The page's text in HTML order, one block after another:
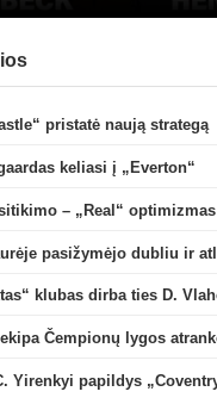
pristatė naują strategą
keliasi į „Everton“
Yirenkyi papildys